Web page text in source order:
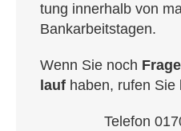
tung inner­halb von
Bankarbeitstagen.
Wenn Sie noch
lauf haben, rufen Sie
Tele­fon